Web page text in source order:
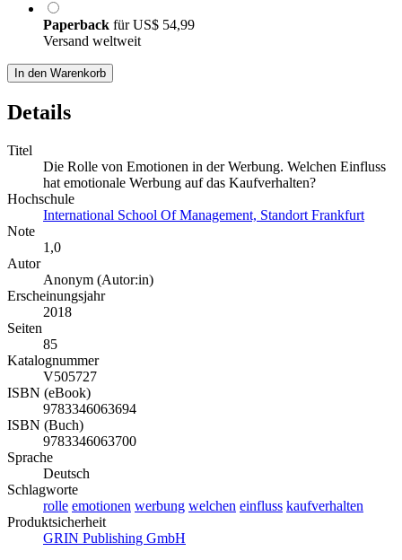
Paperback fürUS$ 54,99
Versand weltweit
In den Warenkorb
Details
Titel
Die Rolle von Emotionen in der Werbung. Welchen Einfluss
hat emotionale Werbung auf das Kaufverhalten?
Hochschule
International School Of Management, Standort Frankfurt
Note
1,0
Autor
Anonym (Autor:in)
Erscheinungsjahr
2018
Seiten
85
Katalognummer
V505727
ISBN (eBook)
9783346063694
ISBN (Buch)
9783346063700
Sprache
Deutsch
Schlagworte
rolle emotionen werbung welchen einfluss kaufverhalten
Produktsicherheit
GRIN Publishing GmbH